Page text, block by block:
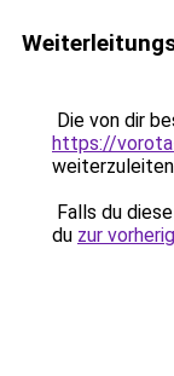
Die von dir
https://
Falls du
du zur